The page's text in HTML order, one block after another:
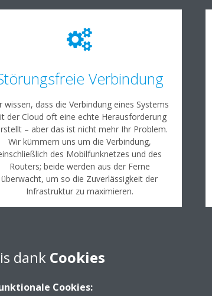
Verbindung
wissen, dass die Verbindung eines Systems
der Cloud oft eine echte Herausforderung
– aber das ist nicht mehr Ihr Problem.
Wir kümmern uns um die Verbindung,
des Mobilfunknetzes und des
Routers; beide werden aus der Ferne
überwacht, um so die Zuverlässigkeit der
Infrastruktur zu maximieren.
dank Cookies
Cookies: